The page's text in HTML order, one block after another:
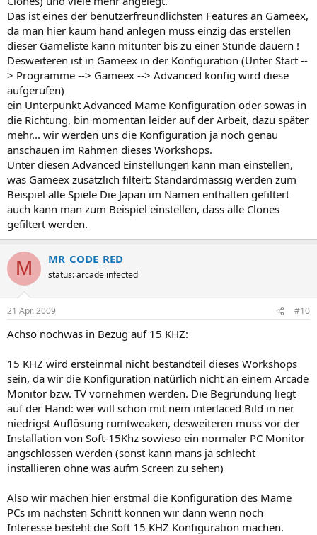
Das ist eines der benutzerfreundlichsten Features an Gameex,
da man hier kaum hand anlegen muss einzig das erstellen
dieser Gameliste kann mitunter bis zu einer Stunde dauern !
Desweiteren ist in Gameex in der Konfiguration (Unter Start --
> Programme --> Gameex --> Advanced konfig wird diese
aufgerufen)
ein Unterpunkt Advanced Mame Konfiguration oder sowas in
die Richtung, bin momentan leider auf der Arbeit, dazu später
mehr... wir werden uns die Konfiguration ja noch genau
anschauen im Rahmen dieses Workshops.
Unter diesen Advanced Einstellungen kann man einstellen,
was Gameex zusätzlich filtert: Standardmässig werden zum
Beispiel alle Spiele Die Japan im Namen enthalten gefiltert
auch kann man zum Beispiel einstellen, dass alle Clones
gefiltert werden.
M MR_CODE_RED
status: arcade infected
21 Apr. 2009 #10
Achso nochwas in Bezug auf 15 KHZ:
15 KHZ wird ersteinmal nicht bestandteil dieses Workshops
sein, da wir die Konfiguration natürlich nicht an einem Arcade
Monitor bzw. TV vornehmen werden. Die Begründung liegt
auf der Hand: wer will schon mit nem interlaced Bild in ner
niedrigst Auflösung rumtweaken, desweiteren muss vor der
Installation von Soft-15Khz sowieso ein normaler PC Monitor
angschlossen werden (sonst kann mans ja schlecht
installieren ohne was aufm Screen zu sehen)
Also wir machen hier erstmal die Konfiguration des Mame
PCs im nächsten Schritt können wir dann wenn noch
Interesse besteht die Soft 15 KHZ Konfiguration machen.